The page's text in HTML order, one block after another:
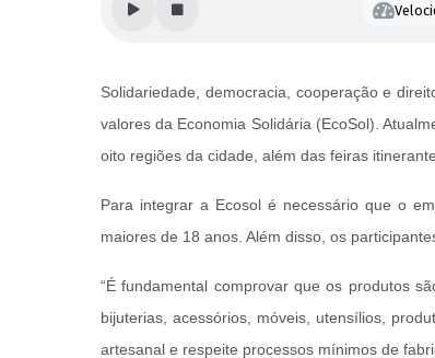
Solidariedade, democracia, cooperação e
valores da Economia Solidária (EcoSol).
oito regiões da cidade, além das feiras
Para integrar a Ecosol é necessário que o
maiores de 18 anos. Além disso, os
“É fundamental comprovar que os produtos
bijuterias, acessórios, móveis, utensílios,
artesanal e respeite processos mínimos de